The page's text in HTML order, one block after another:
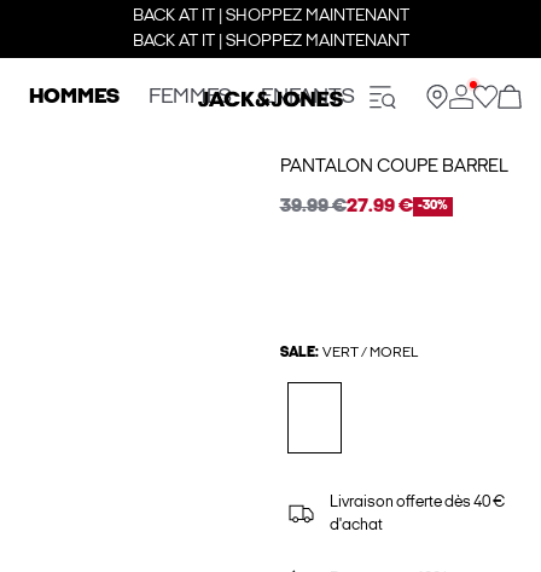
BACK AT IT | SHOPPEZ MAINTENANT
BACK AT IT | SHOPPEZ MAINTENANT
HOMMES FEMMES ENFANTS
PANTALON COUPE BARREL
39.99 €27.99 € -30%
SALE: VERT / MOREL
Livraison offerte dès 40 €
d'achat